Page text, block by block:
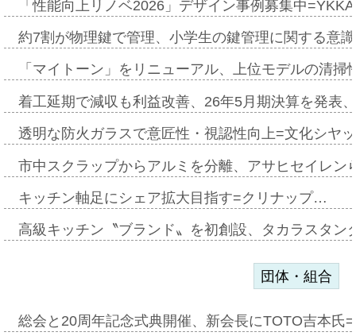
「性能向上リノベ2026」デザイン事例募集中
約7割が物理鍵で管理、小学生の鍵管理に関する意
「マイトーン」をリニューアル、上位モデルの清
着工延期で減収も利益改善、26年5月期決算を発表
透明な防火ガラスで意匠性・視認性向上=文化シヤ
市中スクラップからアルミを分離、アサヒセイレ
キッチン軸足にシェア拡大目指す=クリナップ…
高級キッチン〝ブランド〟を初創設、タカラスタ
団体・組合
総会と20周年記念式典開催、新会長にTOTO吉本氏